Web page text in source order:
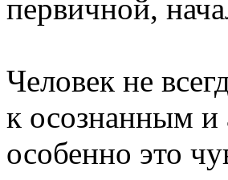
первичной,
Человек не
к осознанным и
особенно это